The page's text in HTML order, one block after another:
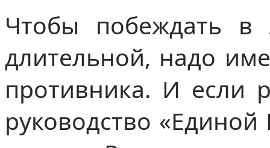
Чтобы побеждать
длительной, надо
противника. И если
руководство